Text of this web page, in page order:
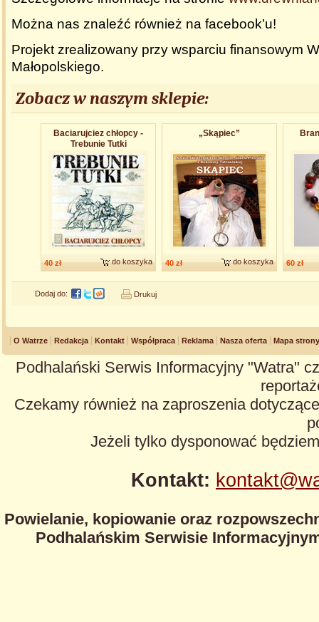
Można nas znaleźć również na facebook’u!
Projekt zrealizowany przy wsparciu finansowym
Małopolskiego.
Zobacz w naszym sklepie:
Baciarujciez chłopcy -
Trebunie Tutki
40 zł do koszyka
„Skąpiec”
40 zł do koszyka 60 zł
Dodaj do: Drukuj
O Watrze Redakcja Kontakt Współpraca Reklama Nasza oferta Mapa strony
Podhalański Serwis Informacyjny "Watra"
Czekamy również na zaproszenia
Jeżeli tylko dysponować
Kontakt:
Powielanie, kopiowanie oraz
Podhalańskim Serwisie